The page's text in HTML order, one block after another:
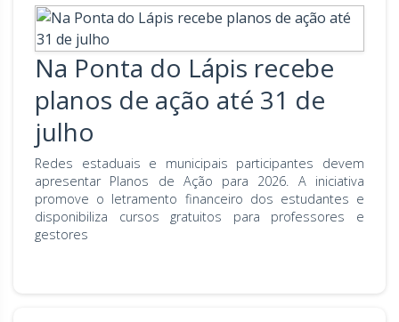
Na Ponta do Lápis recebe
planos de ação até 31 de
julho
Redes estaduais e municipais participantes devem
apresentar Planos de Ação para 2026. A iniciativa
promove o letramento financeiro dos estudantes e
disponibiliza cursos gratuitos para professores e
gestores